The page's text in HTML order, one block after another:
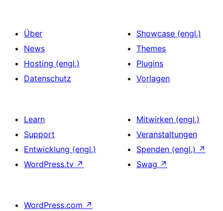
Über
News
Hosting (engl.)
Datenschutz
Showcase (engl.)
Themes
Plugins
Vorlagen
Learn
Support
Entwicklung (engl.)
WordPress.tv ↗
Mitwirken (engl.)
Veranstaltungen
Spenden (engl.) ↗
Swag ↗
WordPress.com ↗